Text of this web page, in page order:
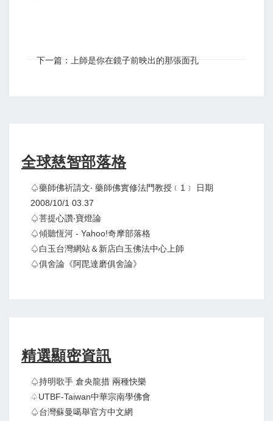
下一篇：上師是你在鏡子前映出的那張面孔
全球慈智部落格
♤藥師佛祈請文‧ 藥師佛實修法門教授﹝1﹞ 日期
2008/10/1 03.37
♤菩提心讚‧寶燈論
♤傾聽恆河 - Yahoo!奇摩部落格
♤白玉台灣網站＆新店白玉佛法中心上師
♤俱舍論《阿毘達磨俱舍論》
精選顯密資訊
♤持明歌手 倉央龍措 兩種快樂
♤UTBF-Taiwan中華宗南學佛會
♤台灣蘇曼噶舉官方中文網